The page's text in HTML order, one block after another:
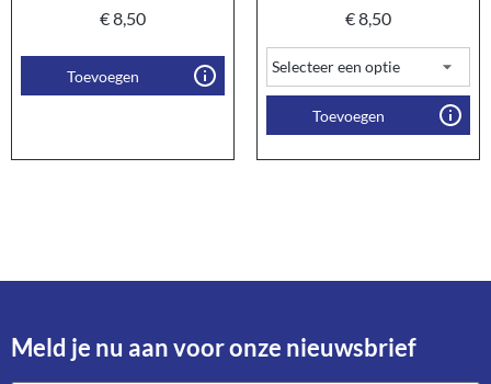
€8,50
Toevoegen
€8,50
Toevoegen
Meld je nu aan voor onze nieuwsbrief​